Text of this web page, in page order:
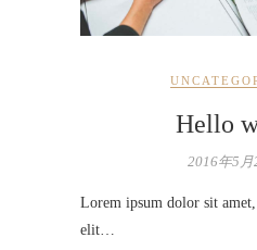
Hello
2016年5月
Lorem ipsum dolor sit
elit…